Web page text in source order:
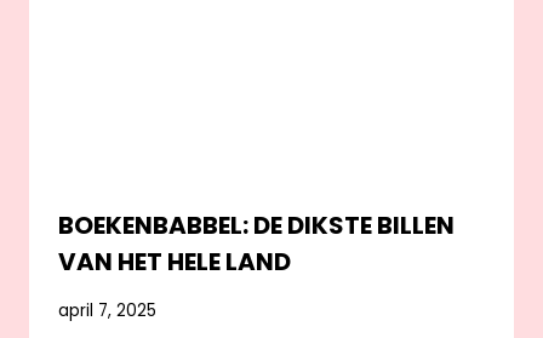
BOEKENBABBEL: DE DIKSTE BILLEN
VAN HET HELE LAND
april 7, 2025